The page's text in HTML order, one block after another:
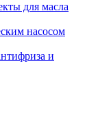
для масла
насосом
и